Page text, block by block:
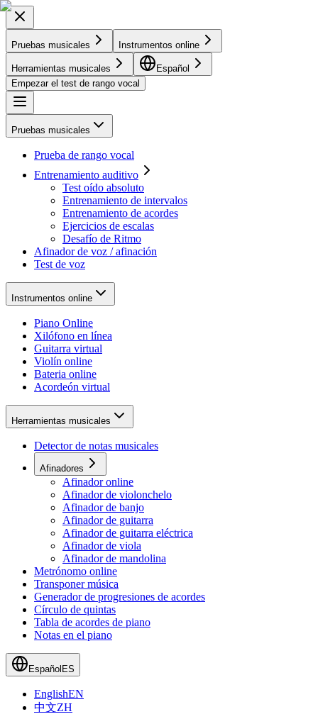
Pruebas musicales Instrumentos online
Herramientas musicales
Español
Empezar el test de rango vocal
Pruebas musicales
Prueba de rango vocal
Entrenamiento auditivo
Test oído absoluto
Entrenamiento de intervalos
Entrenamiento de acordes
Ejercicios de escalas
Desafío de Ritmo
Afinador de voz / afinación
Test de voz
Instrumentos online
Piano Online
Xilófono en línea
Guitarra virtual
Violín online
Bateria online
Acordeón virtual
Herramientas musicales
Detector de notas musicales
Afinadores
Afinador online
Afinador de violonchelo
Afinador de banjo
Afinador de guitarra
Afinador de guitarra eléctrica
Afinador de viola
Afinador de mandolina
Metrónomo online
Transponer música
Generador de progresiones de acordes
Círculo de quintas
Tabla de acordes de piano
Notas en el piano
Español ES
EnglishEN
中文ZH